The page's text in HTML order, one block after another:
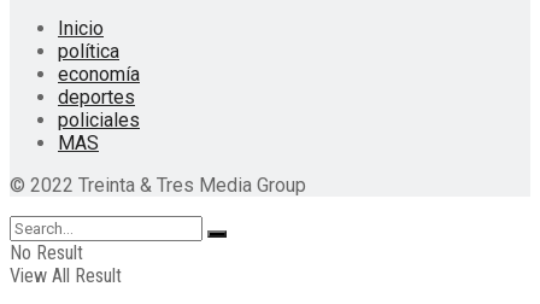
Inicio
política
economía
deportes
policiales
MAS
© 2022 Treinta & Tres Media Group
No Result
View All Result